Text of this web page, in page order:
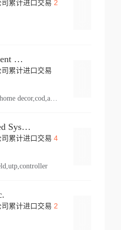
累计进口交易 2
Knoebels Amusement Resort
累计进口交易
vehicle,pl 2,arts,home decor,cod,amusement ride,sea
Duetto Intergrgrated Systems Inc.
累计进口交易 4
累计进口交易 2